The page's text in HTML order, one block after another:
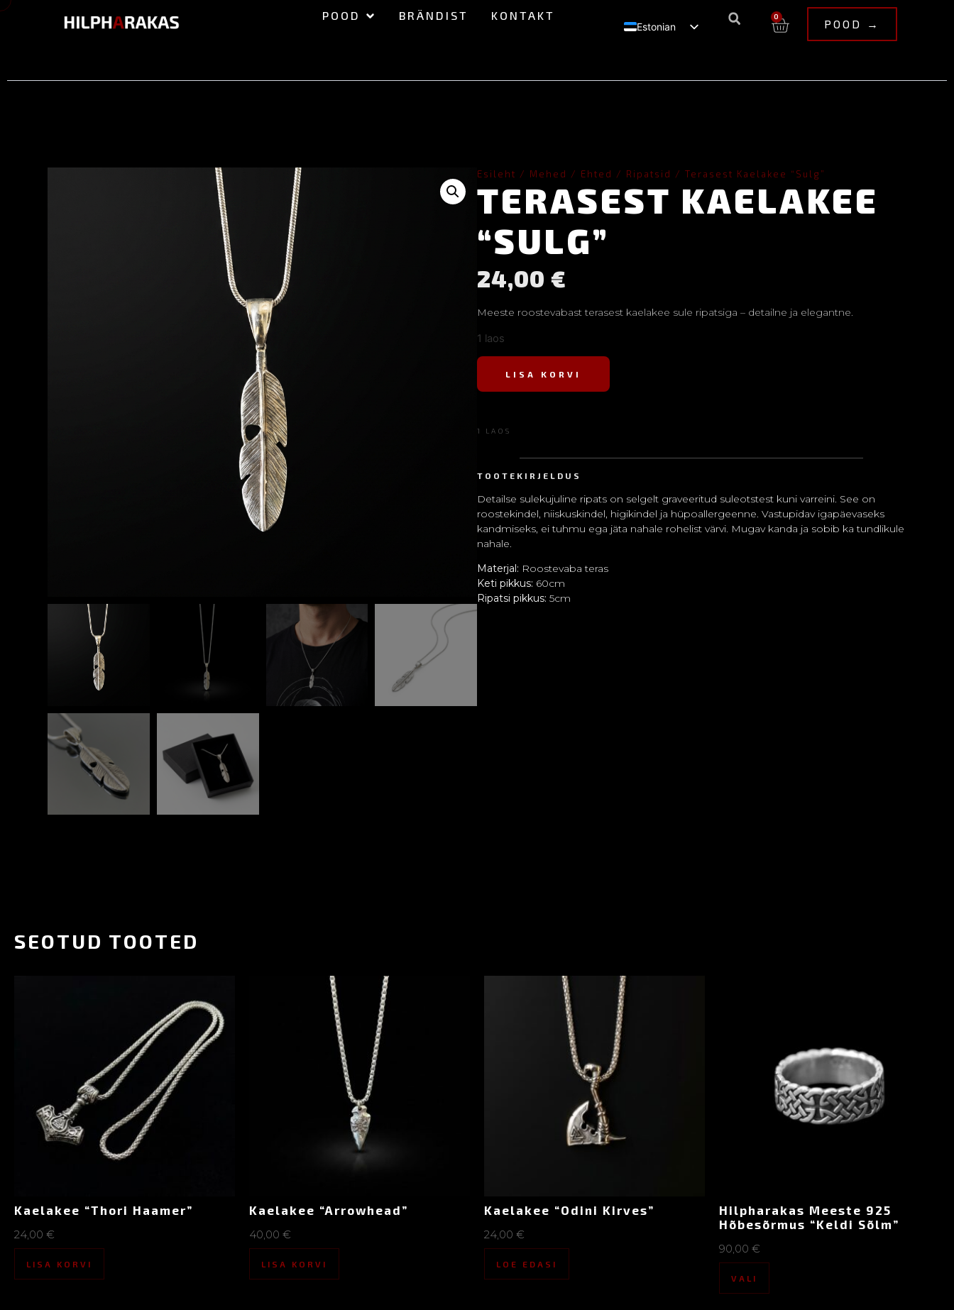
POOD BRÄNDIST KONTAKT
Estonian
0
POOD →
Esileht / Mehed / Ehted / Ripatsid / Terasest Kaelakee “Sulg”
TERASEST KAELAKEE
“SULG”
24,00 €
Meeste roostevabast terasest kaelakee sule ripatsiga – detailne ja elegantne.
1 laos
LISA KORVI
1 LAOS
TOOTEKIRJELDUS
Detailse sulekujuline ripats on selgelt graveeritud suleotstest kuni varreini. See on
roostekindel, niiskuskindel, higikindel ja hüpoallergeenne. Vastupidav igapäevaseks
kandmiseks, ei tuhmu ega jäta nahale rohelist värvi. Mugav kanda ja sobib ka tundlikule
nahale.
Materjal: Roostevaba teras
Keti pikkus: 60cm
Ripatsi pikkus: 5cm
SEOTUD TOOTED
Kaelakee “Thori Haamer”
24,00 €
LISA KORVI
Kaelakee “Arrowhead”
40,00 €
LISA KORVI
Kaelakee “Odini Kirves”
24,00 €
LOE EDASI
Hilpharakas Meeste 925
Hõbesõrmus “Keldi Sõlm”
90,00 €
VALI